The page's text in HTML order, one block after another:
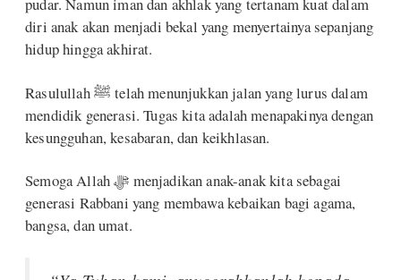
pudar. Namun iman dan akhlak yang tertanam kuat dalam
diri anak akan menjadi bekal yang menyertainya sepanjang
hidup hingga akhirat.
Rasulullah ﷺ telah menunjukkan jalan yang lurus dalam
mendidik generasi. Tugas kita adalah menapakinya dengan
kesungguhan, kesabaran, dan keikhlasan.
Semoga Allah ﷻ menjadikan anak-anak kita sebagai
generasi Rabbani yang membawa kebaikan bagi agama,
bangsa, dan umat.